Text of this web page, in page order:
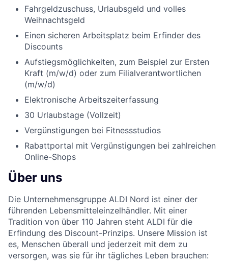
Fahrgeldzuschuss, Urlaubsgeld und volles
Weihnachtsgeld
Einen sicheren Arbeitsplatz beim Erfinder des
Discounts
Aufstiegsmöglichkeiten, zum Beispiel zur Ersten
Kraft (m/w/d) oder zum Filialverantwortlichen
(m/w/d)
Elektronische Arbeitszeiterfassung
30 Urlaubstage (Vollzeit)
Vergünstigungen bei Fitnessstudios
Rabattportal mit Vergünstigungen bei zahlreichen
Online-Shops
Über uns
Die Unternehmensgruppe ALDI Nord ist einer der
führenden Lebensmitteleinzelhändler. Mit einer
Tradition von über 110 Jahren steht ALDI für die
Erfindung des Discount-Prinzips. Unsere Mission ist
es, Menschen überall und jederzeit mit dem zu
versorgen, was sie für ihr tägliches Leben brauchen: